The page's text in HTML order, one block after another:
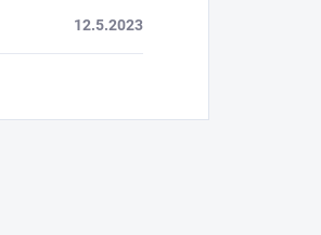
12.5.2023